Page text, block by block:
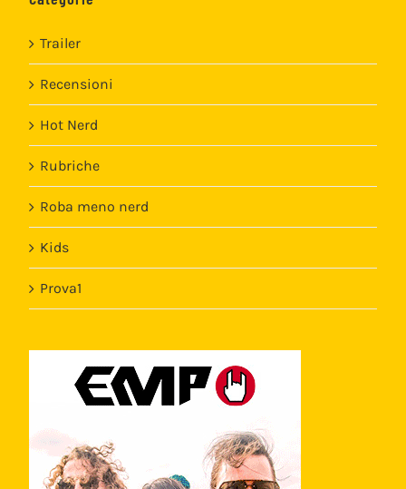
Trailer
Recensioni
Hot Nerd
Rubriche
Roba meno nerd
Kids
Prova1